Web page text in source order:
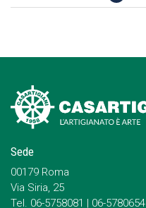
Sede
00179 Roma
Via Siria, 25
Tel. 06-5758081 | 06-5780654